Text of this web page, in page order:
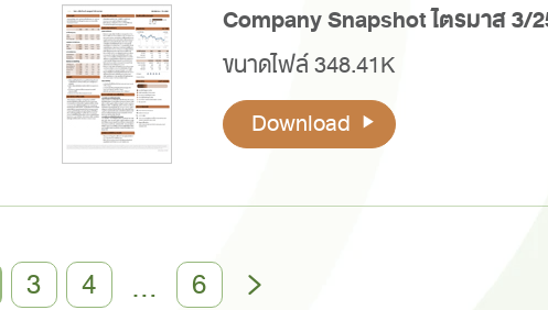
Company Snapshot ไตรมาส 3/
ขนาดไฟล์ 348.41K
Download
3 4 … 6